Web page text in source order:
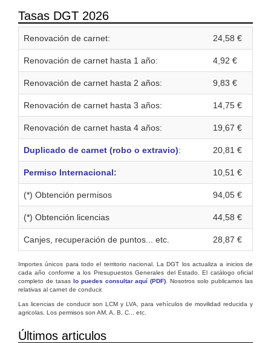
Tasas DGT 2026
Renovación de carnet: 24,58 €
Renovación de carnet hasta 1 año: 4,92 €
Renovación de carnet hasta 2 años: 9,83 €
Renovación de carnet hasta 3 años: 14,75 €
Renovación de carnet hasta 4 años: 19,67 €
Duplicado de carnet (robo o extravio): 20,81 €
Permiso Internacional: 10,51 €
(*) Obtención permisos 94,05 €
(*) Obtención licencias 44,58 €
Canjes, recuperación de puntos... etc. 28,87 €
Importes únicos para todo el territorio nacional. La DGT los actualiza a inicios de
cada año conforme a los Presupuestos Generales del Estado. El catálogo oficial
completo de tasas lo puedes consultar aquí (PDF) . Nosotros solo publicamos las
relativas al carnet de conducir.
Las licencias de conducir son LCM y LVA, para vehículos de movilidad reducida y
agricolas. Los permisos son AM, A, B, C... etc.
Últimos articulos